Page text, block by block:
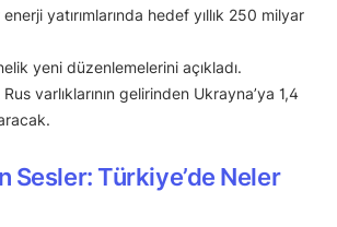
yatırımlarında hedef yıllık 250 milyar
yeni düzenlemelerini açıkladı.
varlıklarının gelirinden Ukrayna’ya 1,4
Sesler: Türkiye’de Neler